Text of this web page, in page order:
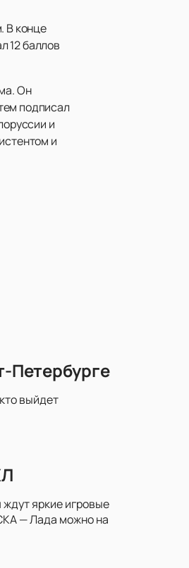
В конце
12 баллов
Он
подписал
и
и
Петербурге
выйдет
яркие игровые
— Лада можно на